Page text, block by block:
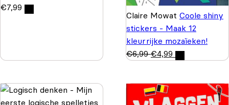
€7,99
Claire Mowat Coole shiny
stickers - Maak 12
kleurrijke mozaïeken!
€6,99 €4,99